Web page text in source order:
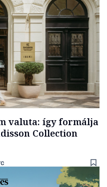
valuta: így formálja
Collection